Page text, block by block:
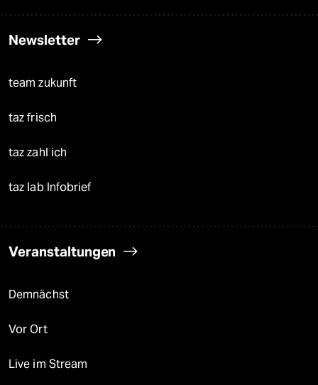
Newsletter
team zukunft
taz frisch
taz zahl ich
taz lab Infobrief
Veranstaltungen
Demnächst
Vor Ort
Live im Stream